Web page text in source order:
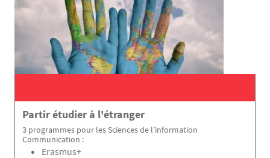
Partir étudier à l'étranger
3 programmes pour les Sciences de l’information
Communication :
Erasmus+